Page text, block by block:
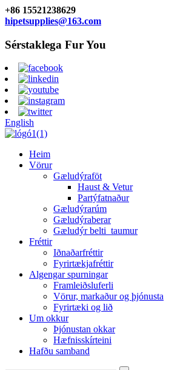
+86 15521238629
hipetsupplies@163.com
Sérstaklega Fur You
English
Heim
Vörur
Gæludýraföt
Haust & Vetur
Partýfatnaður
Gæludýrarúm
Gæludýraberar
Gæludýr belti_taumur
Fréttir
Iðnaðarfréttir
Fyrirtækjafréttir
Algengar spurningar
Framleiðsluferli
Vörur, markaður og þjónusta
Fyrirtæki og lið
Um okkur
Þjónustan okkar
Hæfnisskírteini
Hafðu samband